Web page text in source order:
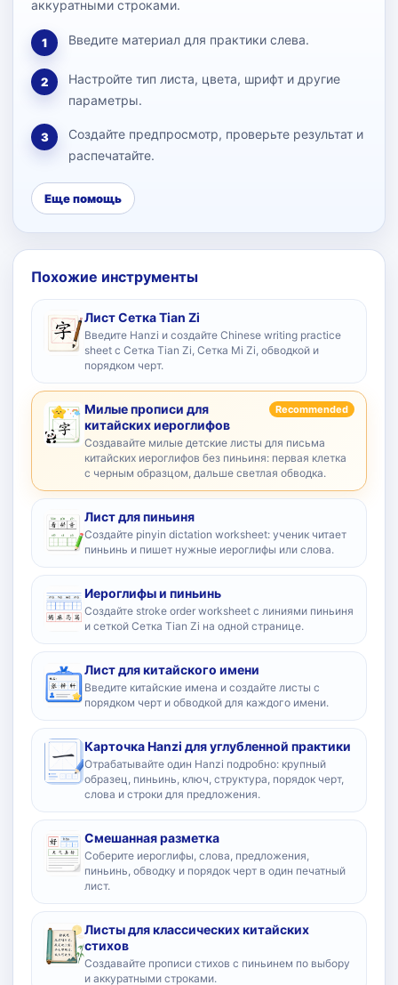
аккуратными строками.
1 Введите материал для практики слева.
2
Настройте тип листа, цвета, шрифт и другие
параметры.
3
Создайте предпросмотр, проверьте результат и
распечатайте.
Еще помощь
Похожие инструменты
Лист Сетка Tian Zi
Введите Hanzi и создайте Chinese writing practice
sheet с Сетка Tian Zi, Сетка Mi Zi, обводкой и
порядком черт.
Милые прописи для
китайских иероглифов
Recommended
Создавайте милые детские листы для письма
китайских иероглифов без пиньиня: первая клетка
с черным образцом, дальше светлая обводка.
Лист для пиньиня
Создайте pinyin dictation worksheet: ученик читает
пиньинь и пишет нужные иероглифы или слова.
Иероглифы и пиньинь
Создайте stroke order worksheet с линиями пиньиня
и сеткой Сетка Tian Zi на одной странице.
Лист для китайского имени
Введите китайские имена и создайте листы с
порядком черт и обводкой для каждого имени.
Карточка Hanzi для углубленной практики
Отрабатывайте один Hanzi подробно: крупный
образец, пиньинь, ключ, структура, порядок черт,
слова и строки для предложения.
Смешанная разметка
Соберите иероглифы, слова, предложения,
пиньинь, обводку и порядок черт в один печатный
лист.
Листы для классических китайских
стихов
Создавайте прописи стихов с пиньинем по выбору
и аккуратными строками.